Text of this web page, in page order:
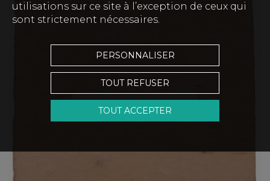
Touchez pour zoomer
utilisations sur ce site à l’exception de ceux qui
sont strictement nécessaires.
PERSONNALISER
TOUT REFUSER
TOUT ACCEPTER